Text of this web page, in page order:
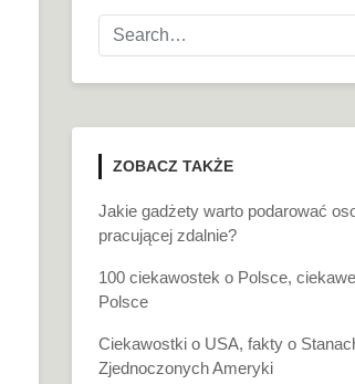
ZOBACZ TAKŻE
Jakie gadżety warto podarować
pracującej zdalnie?
100 ciekawostek o Polsce,
Polsce
Ciekawostki o USA, fakty o
Zjednoczonych Ameryki